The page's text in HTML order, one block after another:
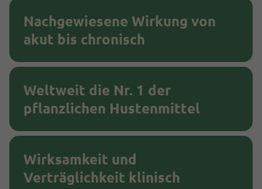
Nachgewiesene Wirkung von
akut bis chronisch
Weltweit die Nr. 1 der
pflanzlichen Hustenmittel
Wirksamkeit und
Verträglichkeit klinisch